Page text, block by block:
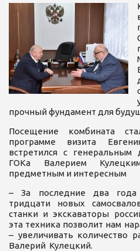
прочный фундамент для
Посещение комбината
программе визита
встретился с генеральным
ГОКа Валерием
предметным и интересным
– За последние два
тридцати новых
станки и экскаваторы
эта техника позволит нам
– увеличивать количество
Валерий Кулецкий.